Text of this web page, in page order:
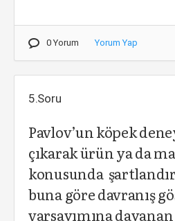
0 Yorum Yorum Yap
5.Soru
Pavlov’un köpek
çıkarak ürün ya da
konusunda
buna göre davranış
varsayımına